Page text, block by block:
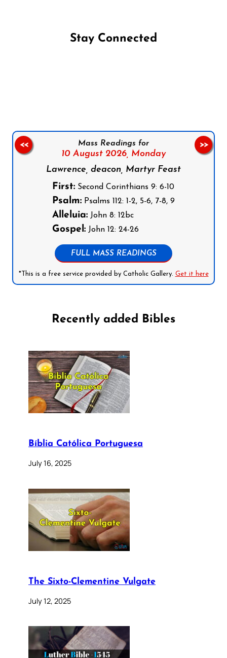
Stay Connected
Mass Readings for
10 August 2026, Monday
Lawrence, deacon, Martyr Feast
First: Second Corinthians 9: 6-10
Psalm: Psalms 112: 1-2, 5-6, 7-8, 9
Alleluia: John 8: 12bc
Gospel: John 12: 24-26
FULL MASS READINGS
*This is a free service provided by Catholic Gallery. Get it here
<< >>
Recently added Bibles
Bíblia Católica Portuguesa
July 16, 2025
The Sixto-Clementine Vulgate
July 12, 2025